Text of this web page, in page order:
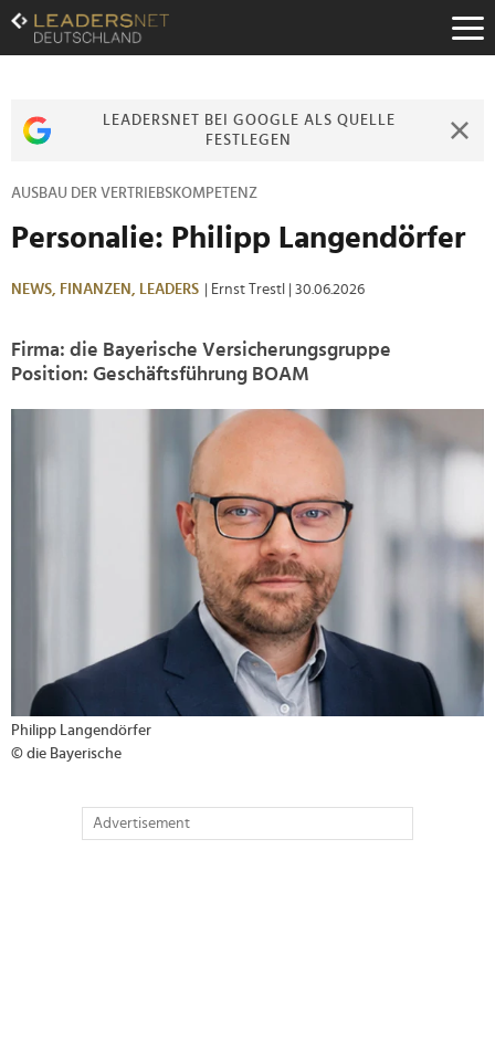
Zum
Inhalt
Zur
Zur
LEADERSNET BEI GOOGLE ALS QUELLE
FESTLEGEN
AUSBAU DER VERTRIEBSKOMPETENZ
Personalie: Philipp Langendörfer
NEWS, FINANZEN, LEADERS | Ernst Trestl | 30.06.2026
Firma: die Bayerische Versicherungsgruppe
Position: Geschäftsführung BOAM
Philipp Langendörfer
© die Bayerische
Advertisement